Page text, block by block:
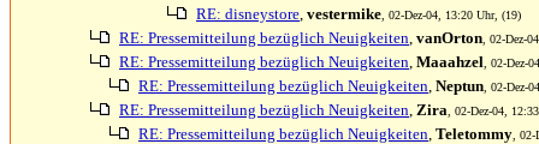
RE: disneystore, vestermike , 02-Dez-04, 13:20 Uhr, (19)
RE: Pressemitteilung bezüglich Neuigkeiten, vanOrton , 02-Dez-
RE: Pressemitteilung bezüglich Neuigkeiten, Maaahzel , 02-Dez-
RE: Pressemitteilung bezüglich Neuigkeiten, Neptun , 02-Dez-
RE: Pressemitteilung bezüglich Neuigkeiten, Zira , 02-Dez-04,
RE: Pressemitteilung bezüglich Neuigkeiten, Teletommy ,